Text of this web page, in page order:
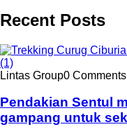
Recent Posts
Lintas Group0 Comments
Pendakian Sentul
gampang untuk